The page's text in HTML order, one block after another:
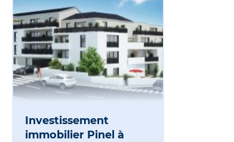
Investissement
immobilier Pinel à